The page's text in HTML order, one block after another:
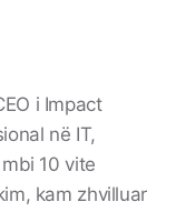
i Impact
në IT,
10 vite
kam zhvilluar